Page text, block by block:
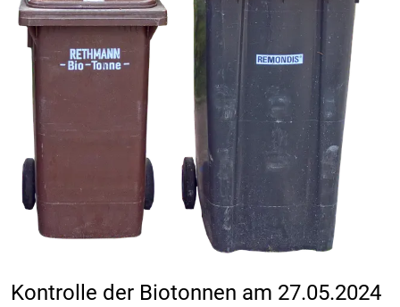
Kontrolle der Biotonnen am 27.05.2024